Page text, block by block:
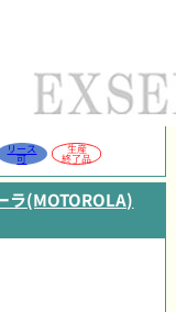
リース
可
生産
終了品
ラ(MOTOROLA)